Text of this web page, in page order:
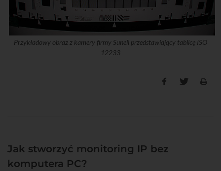
Przykładowy obraz z kamery firmy Sunell przedstawiający tablicę ISO
12233
Jak stworzyć monitoring IP bez
komputera PC?